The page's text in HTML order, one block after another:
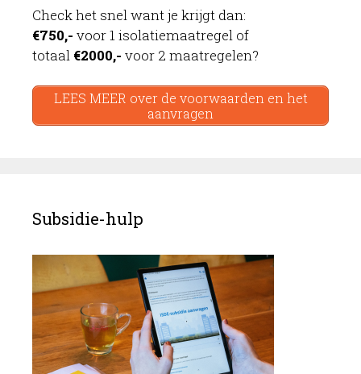
Check het snel want je krijgt dan:
€750,- voor 1 isolatiemaatregel of
totaal €2000,- voor 2 maatregelen?
LEES MEER over de voorwaarden en het
aanvragen
Subsidie-hulp